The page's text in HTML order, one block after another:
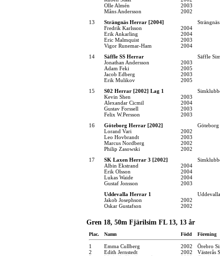
Olle Almén
2003
Måns Andersson
2002
13
Strängnäs Herrar [2004]
Fredrik Karlsson
2004
Erik Ankarling
2004
Eric Malmquist
2003
Vigor Runemar-Ham
2004
14
Säffle SS Herrar
Säffle
Jonathan Andersson
2003
Adam Feki
2005
Jacob Edberg
2003
Erik Mulikov
2005
15
S02 Herrar [2002] Lag 1
Kevin Shen
2003
Alexandar Cicmil
2004
Gustav Forssell
2003
Felix W.Persson
2003
16
Göteborg Herrar [2002]
Göteborg
Lorand Vari
2002
Leo Hovbrandt
2003
Marcus Nordberg
2002
Philip Zasowski
2002
17
SK Laxen Herrar 3 [2002]
Albin Ekstrand
2004
Erik Olsson
2004
Lukas Waide
2004
Gustaf Jonsson
2003
Uddevalla Herrar 1
Jakob Josephson
2002
Oskar Gustafson
2002
Gren 18, 50m Fjärilsim FL 13, 13 år
Plac. Namn Född Förening
1 Emma Cullberg 2002
Örebro
2
Edith Jernstedt 2002
Västerås